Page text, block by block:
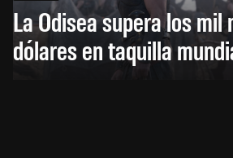
La Odisea supera los mil
dólares en taquilla